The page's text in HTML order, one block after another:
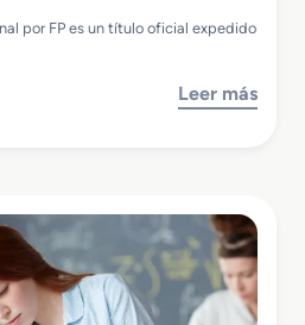
por FP es un título oficial expedido
Leer más